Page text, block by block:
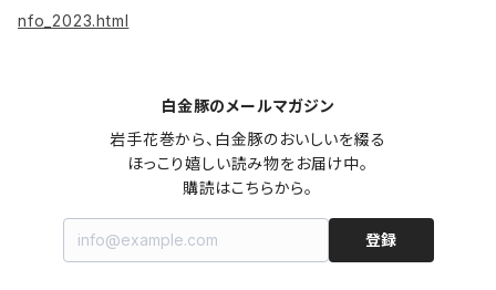
nfo_2023.html
白金豚のメールマガジン
岩手花巻から、白金豚のおいしいを綴る
ほっこり嬉しい読み物をお届け中。
購読はこちらから。
登録